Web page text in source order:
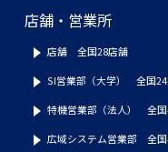
店舗・営業所
店舗 全国28店舗
SI営業部（大学） 全国24
特機営業部（法人） 全国
広域システム営業部 全国